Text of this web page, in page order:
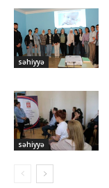
səhiyyə
səhiyyə